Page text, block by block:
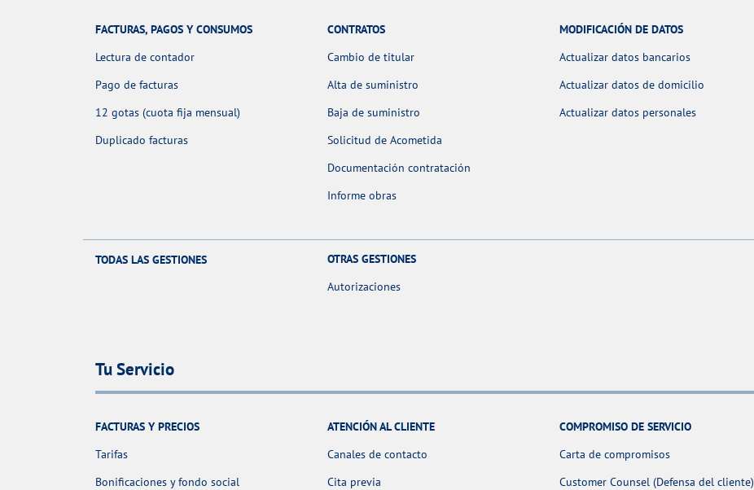
FACTURAS, PAGOS Y CONSUMOS
Lectura de contador
Pago de facturas
12 gotas (cuota fija mensual)
Duplicado facturas
CONTRATOS
Cambio de titular
Alta de suministro
Baja de suministro
Solicitud de Acometida
Documentación contratación
Informe obras
MODIFICACIÓN DE DATOS
Actualizar datos bancarios
Actualizar datos de domicilio
Actualizar datos personales
TODAS LAS GESTIONES
OTRAS GESTIONES
Autorizaciones
Tu Servicio
FACTURAS Y PRECIOS
Tarifas
Bonificaciones y fondo social
ATENCIÓN AL CLIENTE
Canales de contacto
Cita previa
COMPROMISO DE SERVICIO
Carta de compromisos
Customer Counsel (Defensa del cliente)